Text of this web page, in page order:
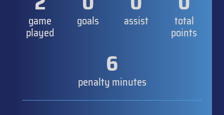
game
played
goals assist total
points
6
penalty minutes